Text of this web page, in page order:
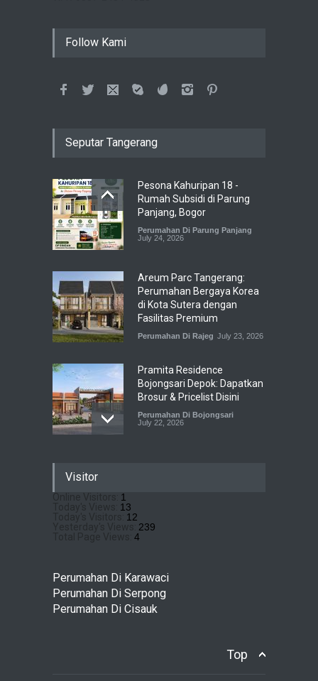
Follow Kami
Seputar Tangerang
Pesona Kahuripan 18 -
Rumah Subsidi di Parung
Panjang, Bogor
Perumahan Di Parung Panjang
July 24, 2026
Areum Parc Tangerang:
Perumahan Bergaya Korea
di Kota Sutera dengan
Fasilitas Premium
Perumahan Di Rajeg July 23, 2026
Pramita Residence
Bojongsari Depok: Dapatkan
Brosur & Pricelist Disini
Perumahan Di Bojongsari
July 22, 2026
Nuansa Resort di Gading
Serpong
Perumahan Di Serpong
Visitor
1
13
12
239
4
Perumahan Di Karawaci
Perumahan Di Serpong
Perumahan Di Cisauk
Top